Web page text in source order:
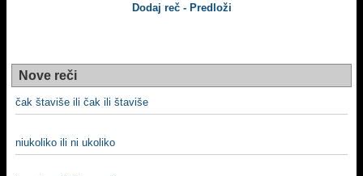
Dodaj reč - Predloži
Nove reči
čak štaviše ili čak ili štaviše
niukoliko ili ni ukoliko